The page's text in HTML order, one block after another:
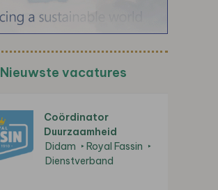
Nieuwste vacatures
Coördinator
Duurzaamheid
Didam
Royal Fassin
Dienstverband